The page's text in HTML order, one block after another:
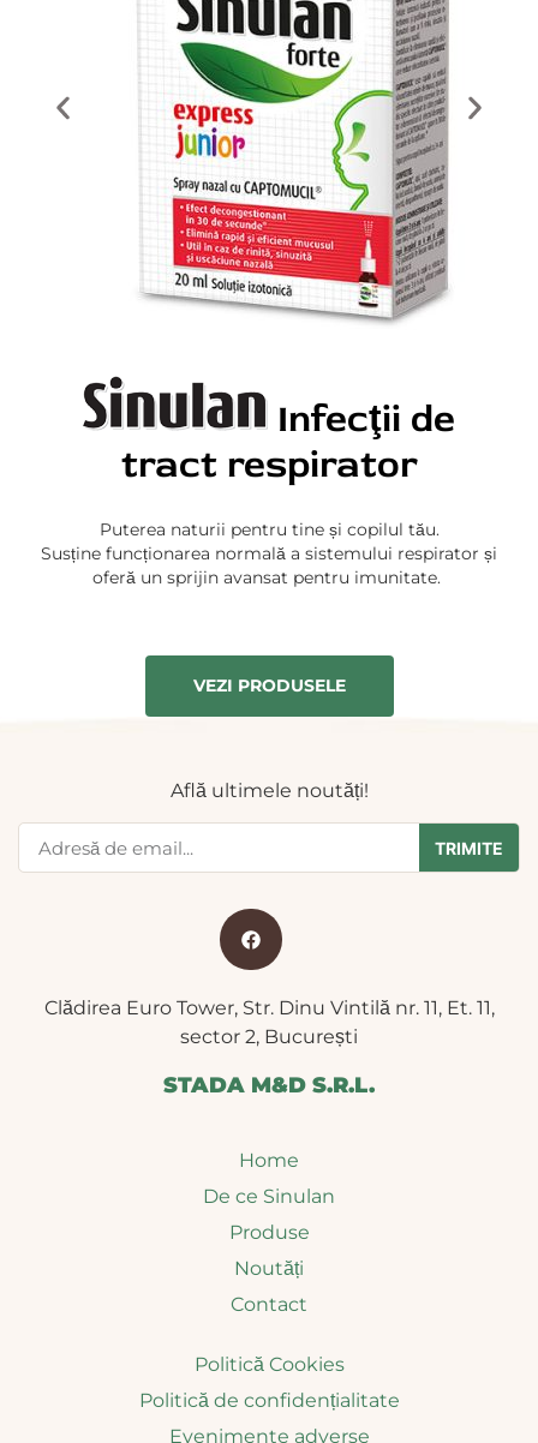
Infecţii de
tract respirator
Puterea naturii pentru tine și copilul tău.
Susține funcționarea normală a sistemului respirator și
oferă un sprijin avansat pentru imunitate.
VEZI PRODUSELE
Află ultimele noutăți!
TRIMITE
Clădirea Euro Tower, Str. Dinu Vintilă nr. 11, Et. 11,
sector 2, București
STADA M&D S.R.L.
Home
De ce Sinulan
Produse
Noutăți
Contact
Politică Cookies
Politică de confidențialitate
Evenimente adverse